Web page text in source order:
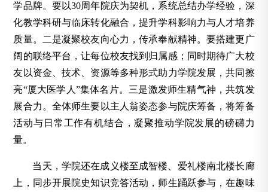
学品牌。要以30周年院庆为契机，系统总结办学经验，深
化教学科研与临床转化融合，提升学科影响力与人才培养
质量。二是凝聚校友向心力，传承奉献精神。要搭建更广
阔的联络平台，让每位校友找到归属感；同时期待广大校
友以资金、技术、资源等多种形式助力学院发展，共同擦
亮“厦大医学人”集体名片。三是激发师生精气神，共筑发
展合力。全体师生要以主人翁姿态参与院庆筹备，将筹备
活动与日常工作有机结合，凝聚推动学院发展的磅礴力
量。
当天，学院还在成义楼至成智楼、爱礼楼南北楼长廊
上，同步开展院史知识竞答活动，师生踊跃参与，在趣味